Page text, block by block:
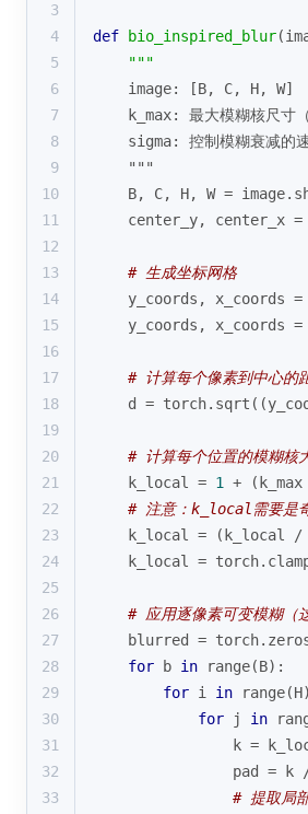
3
4
def bio_inspired_blur(
5
"""
6
    image: [B, C, H, W]
7
k_max: 最大模糊核尺寸（
8
sigma: 控制模糊衰减的
9
    """
10
B, C, H, W =
11
center_y, center_x =
12
13
# 生成坐标网格
14
y_coords, x_coords
15
y_coords, x_coords =
16
17
# 计算每个像素到中心的
18
d =
19
20
# 计算每个位置的模糊
21
    k_local =
1 +
22
# 注意：k_local需要是
23
    k_local = (k_local /
24
k_local =
25
26
# 应用逐像素可变模糊（
27
blurred =
28
for b in range(B):
29
for i in range
30
for j in
31
k =
32
pad = k
33
# 提取局